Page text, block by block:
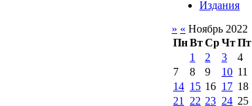
Издания
» « Ноябрь 2022
ПнВтСрЧтПт
1
2 3 4
7
8 9 10 11
14 15 16 17 18
21 22 23 24 25